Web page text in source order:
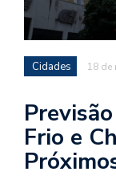
Cidades 18 de
Frio e